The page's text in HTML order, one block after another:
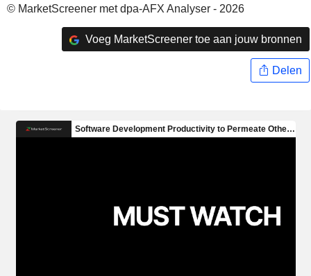
© MarketScreener met dpa-AFX Analyser - 2026
Voeg MarketScreener toe aan jouw bronnen
Delen